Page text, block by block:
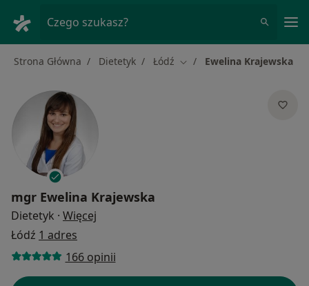
Czego szukasz?
Strona Główna Dietetyk Łódź Zmień miasto
Ewelina Krajewska
mgr Ewelina Krajewska
Dietetyk · Więcej
Łódź 1 adres
166 opinii